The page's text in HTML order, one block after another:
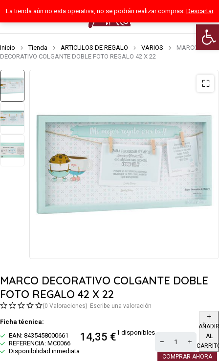
La tienda aún no esta operativa, no se podrán realizar compras. Descartar
0
Inicio Tienda ARTICULOS DE REGALO VARIOS
MARCO
DECORATIVO COLGANTE DOBLE FOTO REGALO 42 X 22
MARCO DECORATIVO COLGANTE DOBLE
FOTO REGALO 42 X 22
(0 Valoraciones) Escribe una valoración
Ficha técnica:
EAN: 8435458000661
REFERENCIA: MC0066
Disponibilidad inmediata
14,35 €1 disponibles
AÑADIR
AL
COMPRAR AHORA